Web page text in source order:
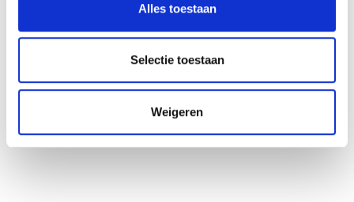
Alles toestaan
Selectie toestaan
Weigeren